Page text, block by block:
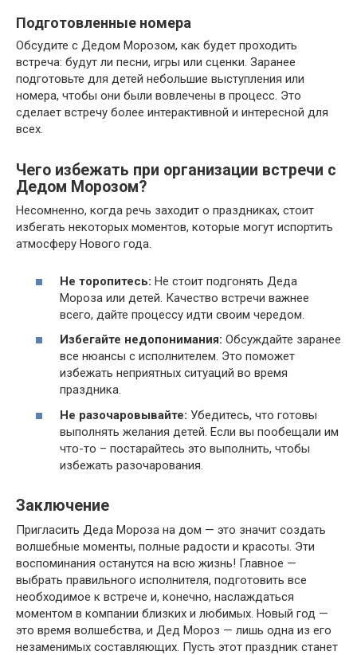
Подготовленные номера
Обсудите с Дедом Морозом, как будет проходить
встреча: будут ли песни, игры или сценки. Заранее
подготовьте для детей небольшие выступления или
номера, чтобы они были вовлечены в процесс. Это
сделает встречу более интерактивной и интересной для
всех.
Чего избежать при организации встречи с
Дедом Морозом?
Несомненно, когда речь заходит о праздниках, стоит
избегать некоторых моментов, которые могут испортить
атмосферу Нового года.
Не торопитесь: Не стоит подгонять Деда
Мороза или детей. Качество встречи важнее
всего, дайте процессу идти своим чередом.
Избегайте недопонимания: Обсуждайте заранее
все нюансы с исполнителем. Это поможет
избежать неприятных ситуаций во время
праздника.
Не разочаровывайте: Убедитесь, что готовы
выполнять желания детей. Если вы пообещали им
что-то – постарайтесь это выполнить, чтобы
избежать разочарования.
Заключение
Пригласить Деда Мороза на дом — это значит создать
волшебные моменты, полные радости и красоты. Эти
воспоминания останутся на всю жизнь! Главное —
выбрать правильного исполнителя, подготовить все
необходимое к встрече и, конечно, наслаждаться
моментом в компании близких и любимых. Новый год —
это время волшебства, и Дед Мороз — лишь одна из его
незаменимых составляющих. Пусть этот праздник станет